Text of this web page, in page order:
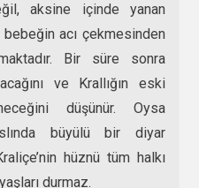
aksine içinde yanan
acı çekmesinden
Bir süre sonra
ve Krallığın eski
düşünür. Oysa
büyülü bir diyar
hüznü tüm halkı
durmaz.